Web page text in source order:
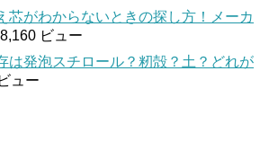
芯がわからないときの探し方！メーカ
ビュー
は発泡スチロール？籾殻？土？どれが
ュー